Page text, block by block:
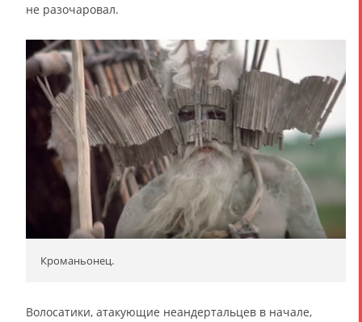
не разочаровал.
Кроманьонец.
Волосатики, атакующие неандертальцев в начале,